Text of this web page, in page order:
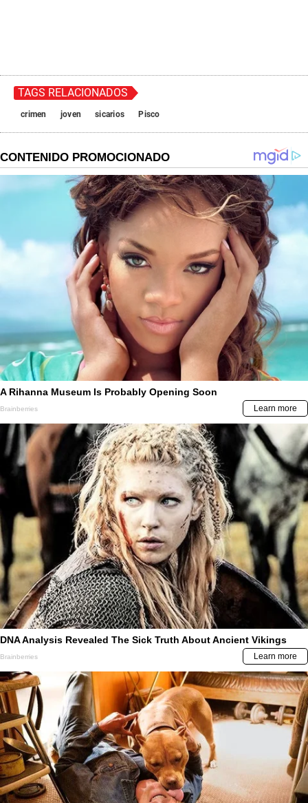
TAGS RELACIONADOS
crimen joven sicarios Pisco